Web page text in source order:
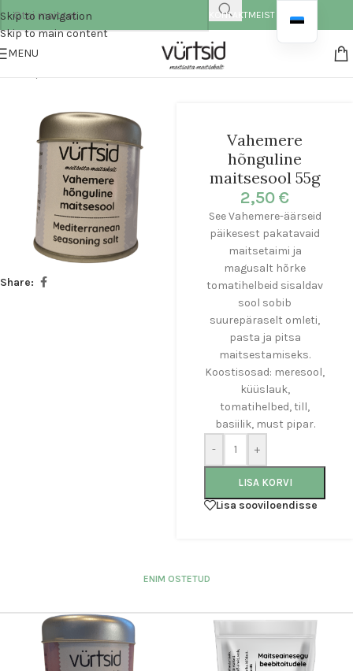
Skip to navigation
Skip to main content
KONTAKTMEIST
MENU
Share:
Vahemere
hõnguline
maitsesool 55g
2,50 €
See Vahemere-äärseid
päikesest pakatavaid
maitsetaimi ja
magusalt hõrke
tomatihelbeid sisaldav
sool sobib
suurepäraselt omleti,
pasta ja pitsa
maitsestamiseks.
Koostisosad: meresool,
küüslauk,
tomatihelbed, till,
basiilik, must pipar.
-
+
LISA KORVI
Lisa sooviloendisse
ENIM OSTETUD